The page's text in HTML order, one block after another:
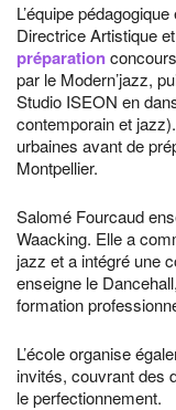
L’équipe
Directrice Artistique
préparation
par le Modern’jazz,
Studio ISEON en
contemporain et
urbaines avant de
Montpellier.
Salomé Fourcaud
Waacking. Elle a
jazz et a intégré une
enseigne le
formation
L’école organise
invités, couvrant des
le perfectionnement.